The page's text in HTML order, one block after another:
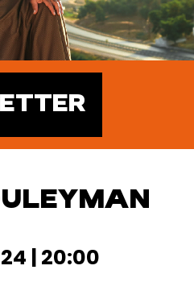
| 20:00